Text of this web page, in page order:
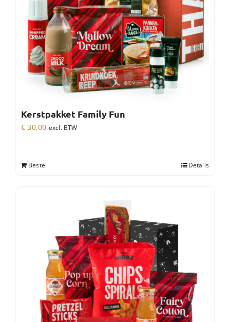
Kerstpakket Family Fun
€ 30,00 excl. BTW
Bestel Details